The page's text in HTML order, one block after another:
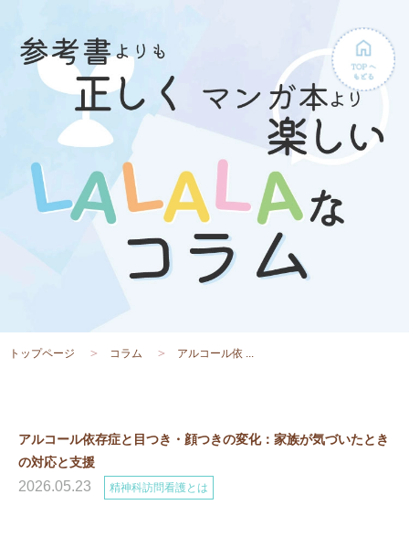
トップページ コラム アルコール依 ...
アルコール依存症と目つき・顔つきの変化：家族が気づいたとき
の対応と支援
2026.05.23 精神科訪問看護とは